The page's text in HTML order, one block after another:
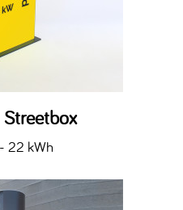
22 kWh